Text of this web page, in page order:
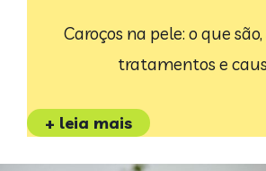
Caroços na pele: o que
tratamentos e
+ leia mais